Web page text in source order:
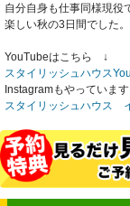
自分自身も仕事同様現役
楽しい秋の3日間でした。
YouTubeはこちら ↓
スタイリッシュハウス
Instagramもやっていま
スタイリッシュハウス